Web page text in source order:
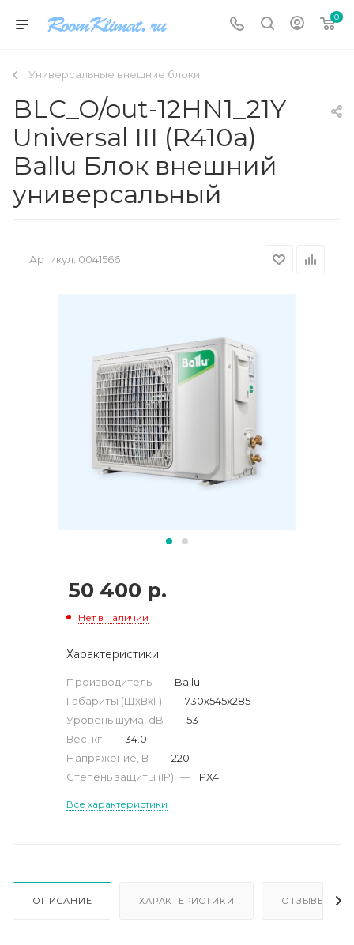
0
Универсальные внешние блоки
BLC_O/out-12HN1_21Y
Universal III (R410a)
Ballu Блок внешний
универсальный
Артикул: 0041566
50 400 р.
Нет в наличии
Характеристики
Производитель — Ballu
Габариты (ШхВхГ) — 730x545x285
Уровень шума, dB — 53
Вес, кг — 34.0
Напряжение, В — 220
Степень защиты (IP) — IPX4
Все характеристики
ОПИСАНИЕ ХАРАКТЕРИСТИКИ ОТЗЫВЫ